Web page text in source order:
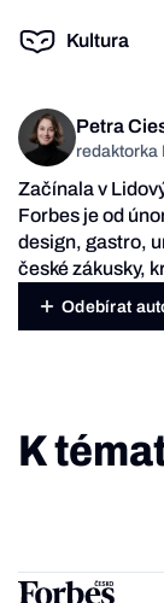
Kultura
Petra
redaktorka
Začínala v
Forbes je od
design, gastro,
české zákusky,
Odebírat
K